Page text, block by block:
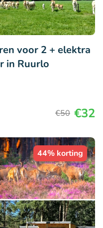
voor 2 + elektra
in Ruurlo
€50 €32
44% korting